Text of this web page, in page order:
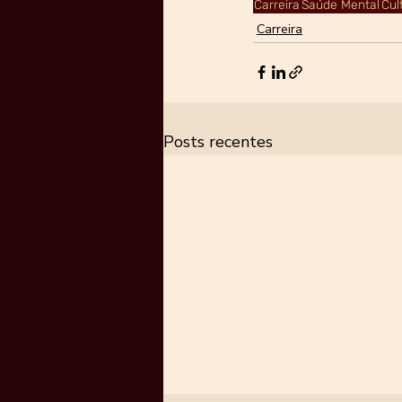
CarreiraSaúde Mental
Carreira
Posts recentes